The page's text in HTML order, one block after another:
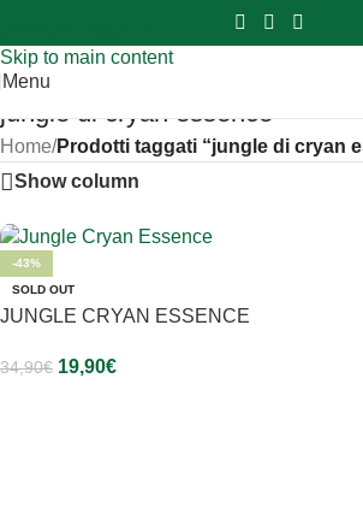
Skip to main content
Sei hai domande contattaci 📲
Menu
jungle di cryan essence
Home/Prodotti taggati “jungle di cryan
Show column
-43%
SOLD OUT
JUNGLE CRYAN ESSENCE
34,90€ 19,90€